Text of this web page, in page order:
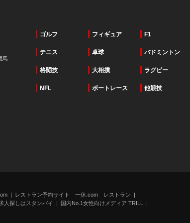
馬
ゴルフ フィギュア F1
テニス 卓球 バドミントン
格闘技 大相撲 ラグビー
NFL ボートレース 他競技
レストラン予約サイト 一休.com レストラン
人探しはスタンバイ
国内No.1女性向けメディア TRILL